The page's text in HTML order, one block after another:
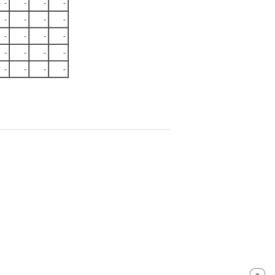
- - -
-
-
- -
-
-
- -
-
-
- -
-
-
- - -